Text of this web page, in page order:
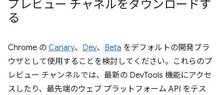
プレビュー チャネルをダウンロードす
る
Chrome の Canary、 Dev、 Beta をデフォルトの開発ブラ
ウザとして使用することを検討してください。これらのプ
レビュー チャンネルでは、最新の DevTools 機能にアクセ
スしたり、最先端のウェブ プラットフォーム API をテス